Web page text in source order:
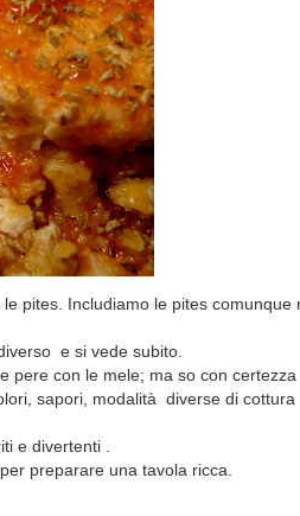
pites. Includiamo le pites comunque
e si vede subito.
pere con le mele; ma so con certezza
sapori, modalità diverse di cottura
e divertenti .
preparare una tavola ricca.